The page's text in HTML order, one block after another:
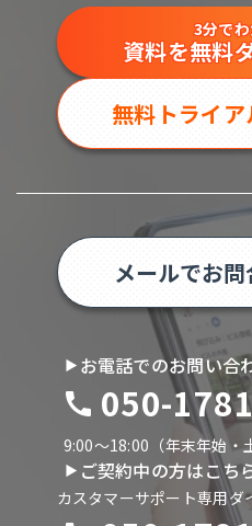
3分でわ
資料を無料
無料トライ
メールでお
お電話でのお問い合
050-
9:00〜18:00（年末年始・
ご契約中の方はこち
カスタマーサポート専用ダ